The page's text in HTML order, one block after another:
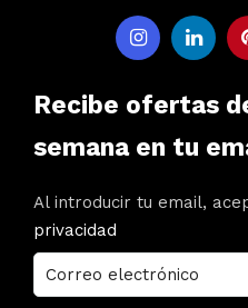
Recibe ofertas
semana en tu
Al introducir tu email,
privacidad